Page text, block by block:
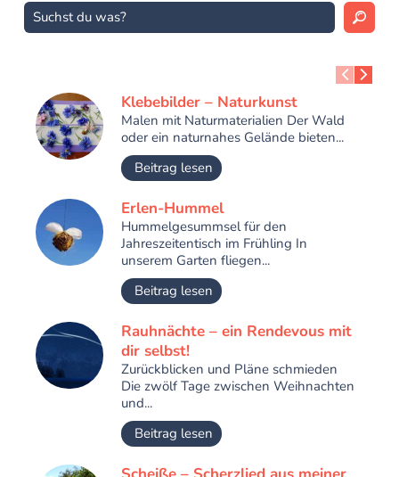
Klebebilder – Naturkunst
Malen mit Naturmaterialien Der Wald
oder ein naturnahes Gelände bieten...
Beitrag lesen
Erlen-Hummel
Hummelgesummsel für den
Jahreszeitentisch im Frühling In
unserem Garten fliegen...
Beitrag lesen
Rauhnächte – ein Rendevous mit
dir selbst!
Zurückblicken und Pläne schmieden
Die zwölf Tage zwischen Weihnachten
und...
Beitrag lesen